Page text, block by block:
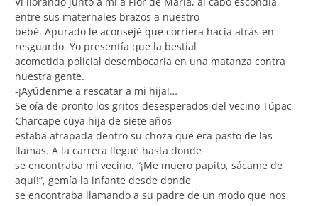
entre sus maternales brazos a nuestro
bebé. Apurado le aconsejé que corriera hacia atrás en
resguardo. Yo presentía que la bestial
acometida policial desembocaría en una matanza contra
nuestra gente.
-¡Ayúdenme a rescatar a mi hija!…
Se oía de pronto los gritos desesperados del vecino Túpac
Charcape cuya hija de siete años
estaba atrapada dentro su choza que era pasto de las
llamas. A la carrera llegué hasta donde
se encontraba mi vecino. “¡Me muero papito, sácame de
aquí!”, gemía la infante desde donde
se encontraba llamando a su padre de un modo que nos